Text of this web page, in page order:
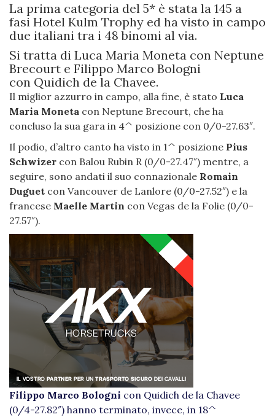
La prima categoria del 5* è stata la 145 a
fasi Hotel Kulm Trophy ed ha visto in campo
due italiani tra i 48 binomi al via.
Si tratta di Luca Maria Moneta con Neptune
Brecourt e Filippo Marco Bologni
con Quidich de la Chavee.
Il miglior azzurro in campo, alla fine, è stato Luca
Maria Moneta con Neptune Brecourt, che ha
concluso la sua gara in 4^ posizione con 0/0-27.63″.
Il podio, d’altro canto ha visto in 1^ posizione Pius
Schwizer con Balou Rubin R (0/0-27.47″) mentre, a
seguire, sono andati il suo connazionale Romain
Duguet con Vancouver de Lanlore (0/0-27.52″) e la
francese Maelle Martin con Vegas de la Folie (0/0-
27.57″).
Filippo Marco Bologni con Quidich de la Chavee
(0/4-27.82″) hanno terminato, invece, in 18^